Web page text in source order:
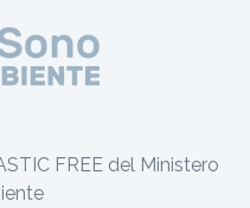
FREE del Ministero